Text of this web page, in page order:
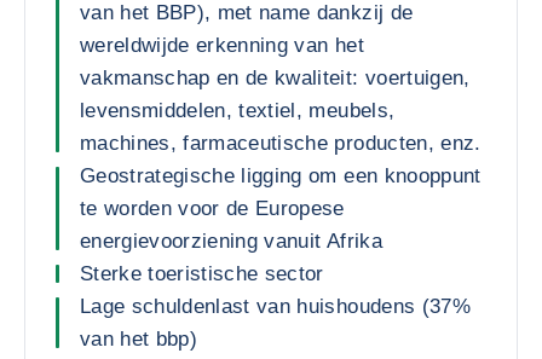
van het BBP), met name dankzij de
wereldwijde erkenning van het
vakmanschap en de kwaliteit: voertuigen,
levensmiddelen, textiel, meubels,
machines, farmaceutische producten, enz.
Geostrategische ligging om een knooppunt
te worden voor de Europese
energievoorziening vanuit Afrika
Sterke toeristische sector
Lage schuldenlast van huishoudens (37%
van het bbp)